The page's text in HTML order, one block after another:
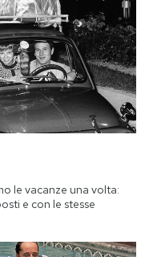
le vacanze una volta:
e con le stesse